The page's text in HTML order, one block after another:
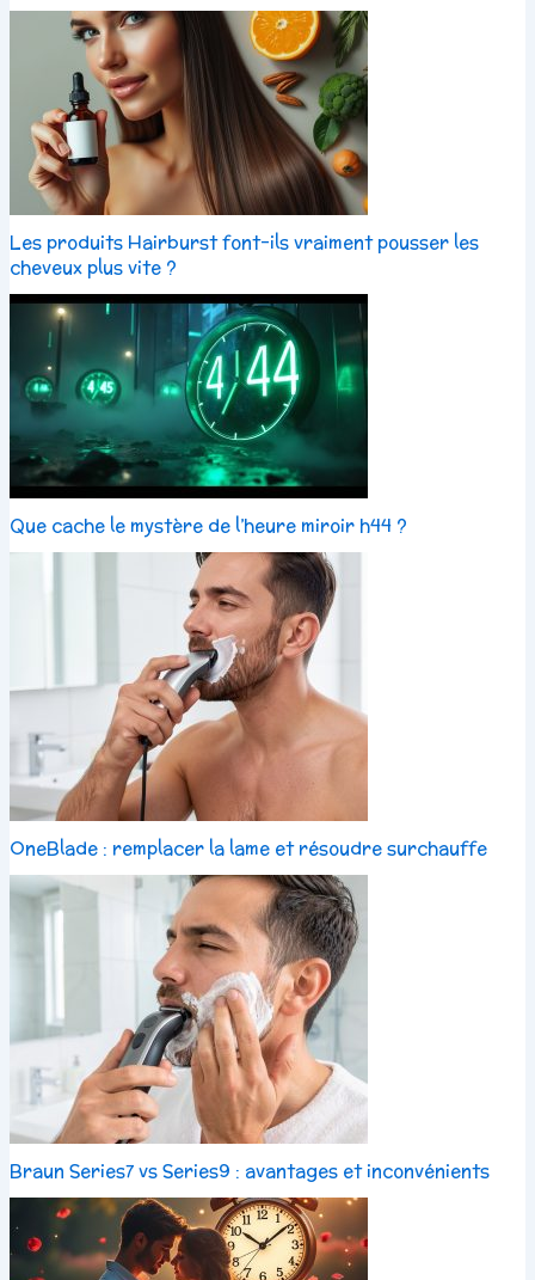
Les produits Hairburst font-ils vraiment pousser les
cheveux plus vite ?
Que cache le mystère de l’heure miroir h44 ?
OneBlade : remplacer la lame et résoudre surchauffe
Braun Series7 vs Series9 : avantages et inconvénients